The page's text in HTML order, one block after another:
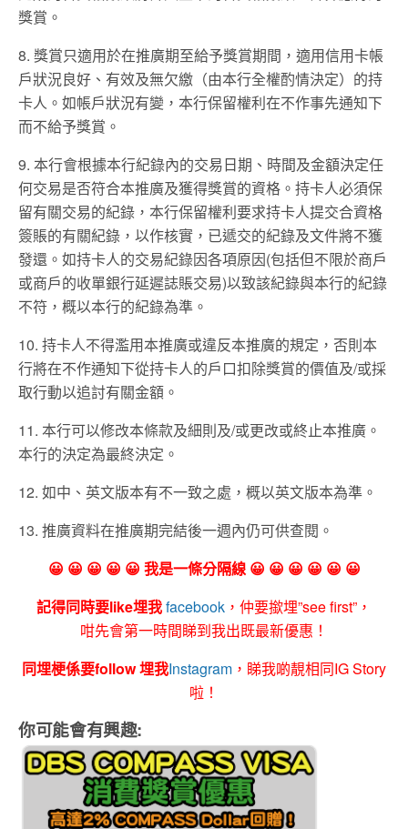
獎賞。
8. 獎賞只適用於在推廣期至給予獎賞期間，適用信用卡帳
戶狀況良好、有效及無欠繳（由本行全權酌情決定）的持
卡人。如帳戶狀況有變，本行保留權利在不作事先通知下
而不給予獎賞。
9. 本行會根據本行紀錄內的交易日期、時間及金額決定任
何交易是否符合本推廣及獲得獎賞的資格。持卡人必須保
留有關交易的紀錄，本行保留權利要求持卡人提交合資格
簽賬的有關紀錄，以作核實，已遞交的紀錄及文件將不獲
發還。如持卡人的交易紀錄因各項原因(包括但不限於商戶
或商戶的收單銀行延遲誌賬交易)以致該紀錄與本行的紀錄
不符，概以本行的紀錄為準。
10. 持卡人不得濫用本推廣或違反本推廣的規定，否則本
行將在不作通知下從持卡人的戶口扣除獎賞的價值及/或採
取行動以追討有關金額。
11. 本行可以修改本條款及細則及/或更改或終止本推廣。
本行的決定為最終決定。
12. 如中、英文版本有不一致之處，概以英文版本為準。
13. 推廣資料在推廣期完結後一週內仍可供查閱。
😀 😀 😀 😀 😀 我是一條分隔線 😀 😀 😀 😀 😀 😀
記得同時要like埋我facebook ，仲要撳埋”see first”，
咁先會第一時間睇到我出既最新優惠！
同埋梗係要follow 埋我Instagram ，睇我啲靚相同IG Story
啦！
你可能會有興趣: